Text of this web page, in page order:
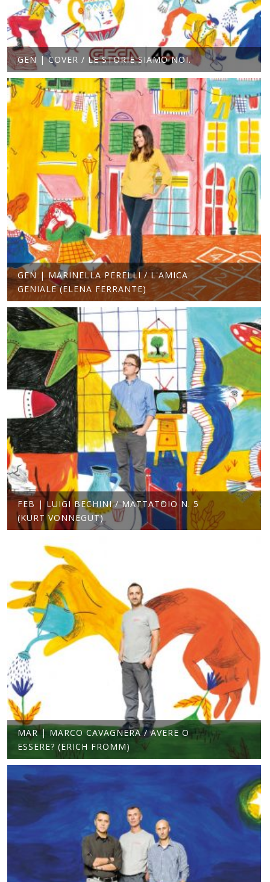
GEN | COVER / LE STORIE SIAMO NOI.
GEN | MARINELLA PERELLI / L'AMICA
GENIALE (ELENA FERRANTE)
FEB | LUIGI BECHINI / MATTATOIO N. 5
(KURT VONNEGUT)
MAR | MARCO CAVAGNERA / AVERE O
ESSERE? (ERICH FROMM)